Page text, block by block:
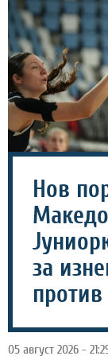
Нов
за
05 август 2026 -